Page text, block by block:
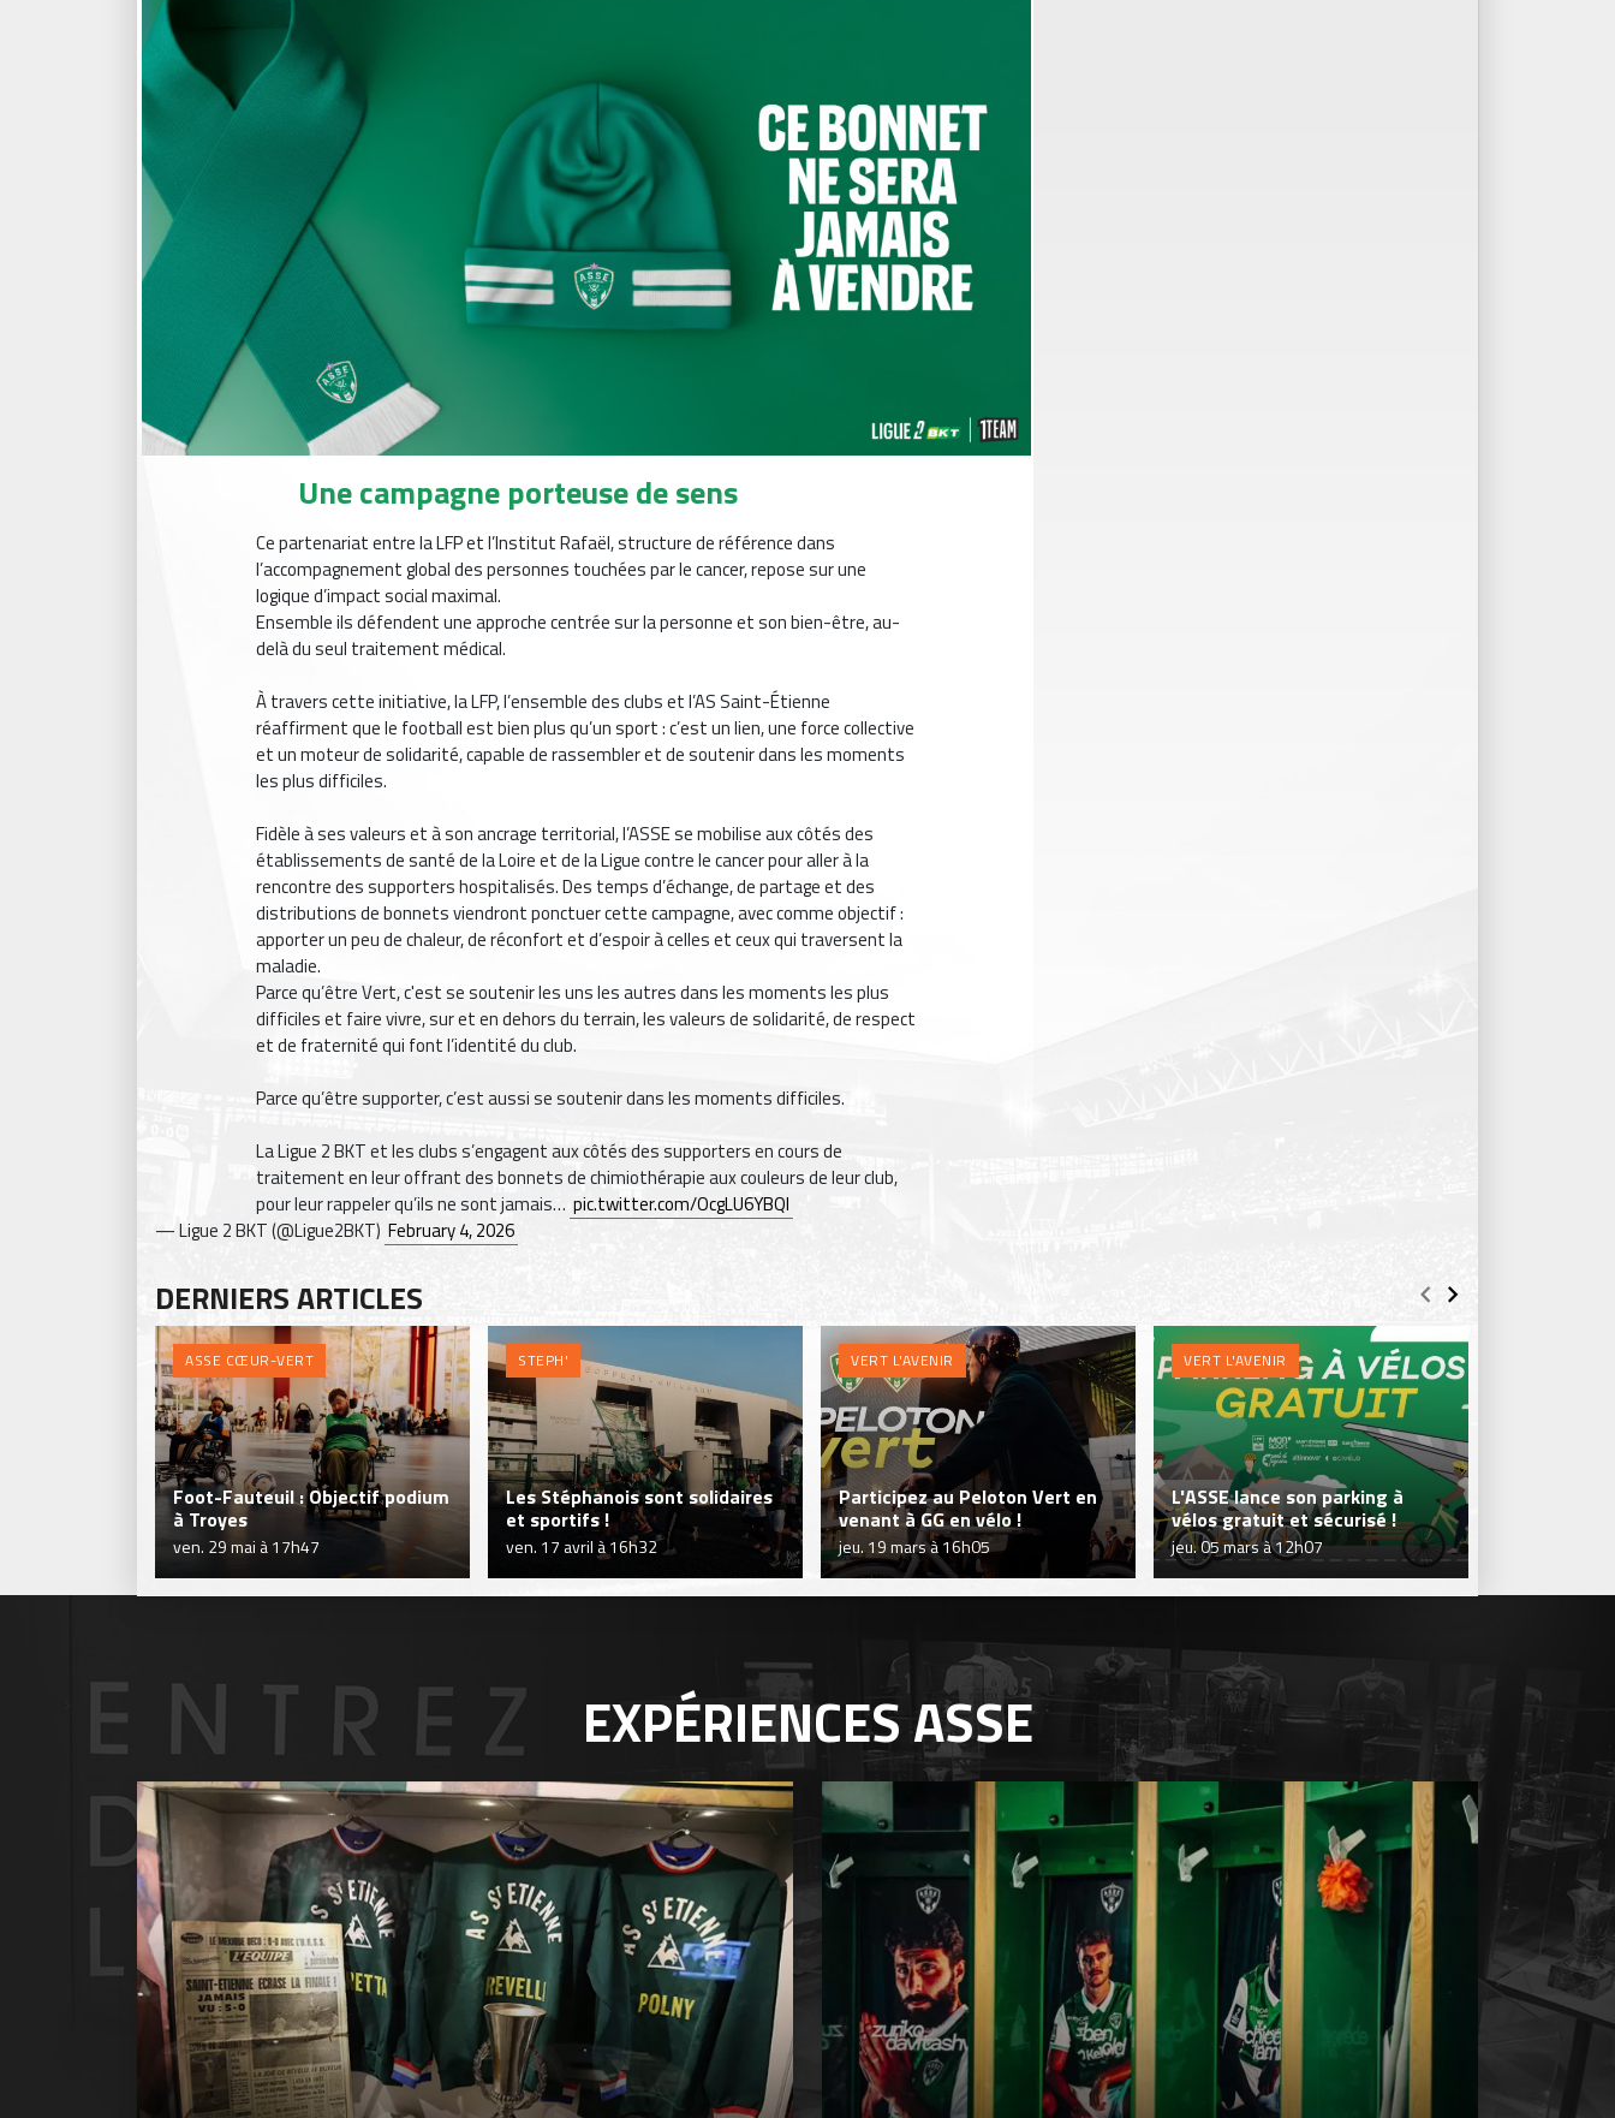
Une campagne porteuse de sens
Ce partenariat entre la LFP et l’Institut Rafaël, structure de référence dans
l’accompagnement global des personnes touchées par le cancer, repose sur une
logique d’impact social maximal.
Ensemble ils défendent une approche centrée sur la personne et son bien-être, au-
delà du seul traitement médical.
À travers cette initiative, la LFP, l’ensemble des clubs et l’AS Saint-Étienne
réaffirment que le football est bien plus qu’un sport : c’est un lien, une force collective
et un moteur de solidarité, capable de rassembler et de soutenir dans les moments
les plus difficiles.
Fidèle à ses valeurs et à son ancrage territorial, l’ASSE se mobilise aux côtés des
établissements de santé de la Loire et de la Ligue contre le cancer pour aller à la
rencontre des supporters hospitalisés. Des temps d’échange, de partage et des
distributions de bonnets viendront ponctuer cette campagne, avec comme objectif :
apporter un peu de chaleur, de réconfort et d’espoir à celles et ceux qui traversent la
maladie.
Parce qu’être Vert, c'est se soutenir les uns les autres dans les moments les plus
difficiles et faire vivre, sur et en dehors du terrain, les valeurs de solidarité, de respect
et de fraternité qui font l’identité du club.
Parce qu’être supporter, c’est aussi se soutenir dans les moments difficiles.
La Ligue 2 BKT et les clubs s’engagent aux côtés des supporters en cours de
traitement en leur offrant des bonnets de chimiothérapie aux couleurs de leur club,
pour leur rappeler qu’ils ne sont jamais… pic.twitter.com/OcgLU6YBQl
— Ligue 2 BKT (@Ligue2BKT) February 4, 2026
DERNIERS ARTICLES
ASSE CŒUR-VERT
Foot-Fauteuil : Objectif podium
à Troyes
ven. 29 mai à 17h47
STEPH'
Les Stéphanois sont solidaires
et sportifs !
ven. 17 avril à 16h32
VERT L'AVENIR
Participez au Peloton Vert en
venant à GG en vélo !
jeu. 19 mars à 16h05
VERT L'AVENIR
L'ASSE lance son parking à
vélos gratuit et sécurisé !
jeu. 05 mars à 12h07
EXPÉRIENCESASSE